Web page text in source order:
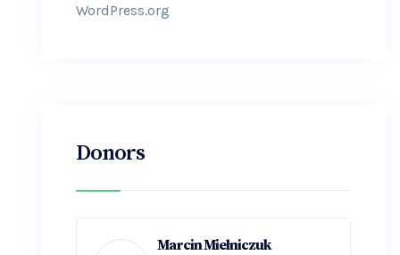
WordPress.org
Donors
Marcin Mielniczuk